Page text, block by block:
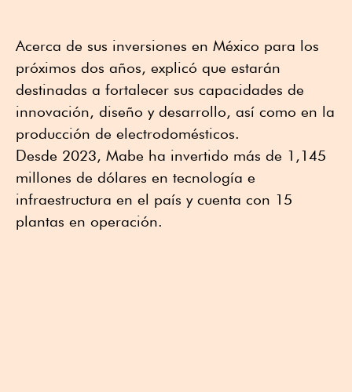
Acerca de sus inversiones en México para los
próximos dos años, explicó que estarán
destinadas a fortalecer sus capacidades de
innovación, diseño y desarrollo, así como en la
producción de electrodomésticos.
Desde 2023, Mabe ha invertido más de 1,145
millones de dólares en tecnología e
infraestructura en el país y cuenta con 15
plantas en operación.